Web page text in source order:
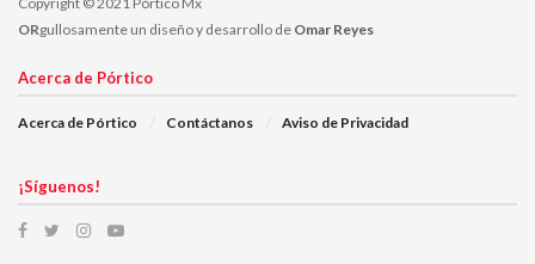
ORgullosamente un diseño y desarrollo de Omar Reyes
Acerca de Pórtico
Acerca de Pórtico Contáctanos Aviso de Privacidad
¡Síguenos!